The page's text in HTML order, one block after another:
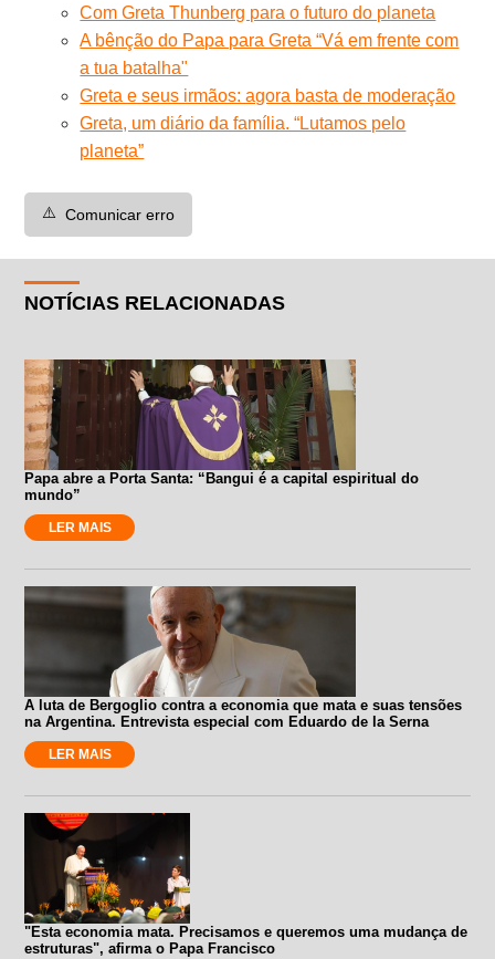
Com Greta Thunberg para o futuro do planeta
A bênção do Papa para Greta “Vá em frente com
a tua batalha"
Greta e seus irmãos: agora basta de moderação
Greta, um diário da família. “Lutamos pelo
planeta”
⚠️ Comunicar erro
NOTÍCIAS RELACIONADAS
Papa abre a Porta Santa: “Bangui é a capital espiritual do
mundo”
LER MAIS
A luta de Bergoglio contra a economia que mata e suas tensões
na Argentina. Entrevista especial com Eduardo de la Serna
LER MAIS
"Esta economia mata. Precisamos e queremos uma mudança de
estruturas", afirma o Papa Francisco